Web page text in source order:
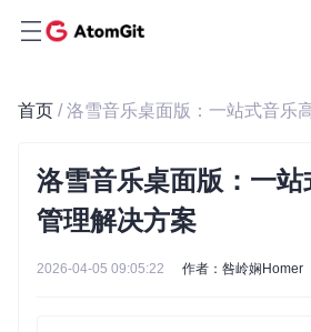
首页 / 洛雪音乐桌面版：一站式音乐
洛雪音乐桌面版：一
管理解决方案
2026-04-05 09:05:22 作者：咎岭娴Homer